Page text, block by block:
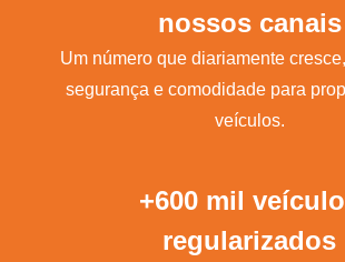
nossos canais
Um número que diariamente
segurança e comodidade para
veículos.
+600 mil
regularizados